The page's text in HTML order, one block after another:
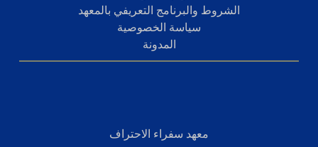
الشروط والبرنامج التعريفي بالمعهد
سياسة الخصوصية
المدونة
معهد سفراء الاحتراف